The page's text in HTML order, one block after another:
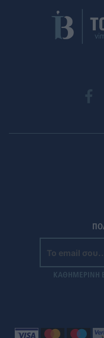
ΚΑΘΗΜΕΡΙΝΗ